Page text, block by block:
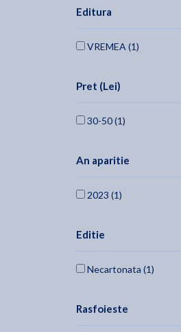
Editura
VREMEA (1)
Pret (Lei)
30-50 (1)
An aparitie
2023 (1)
Editie
Necartonata (1)
Rasfoieste